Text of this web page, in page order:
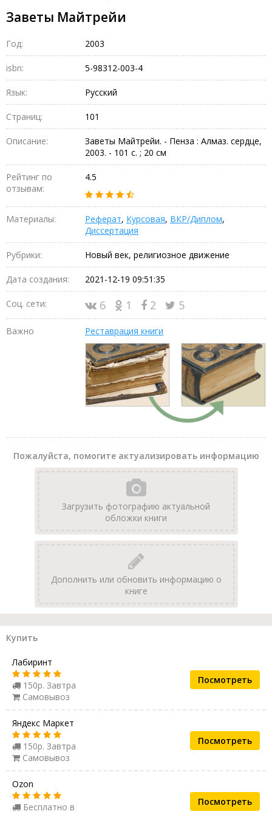
Заветы Майтрейи
Год: 2003
isbn: 5-98312-003-4
Язык: Русский
Страниц: 101
Описание:
Заветы Майтрейи. - Пенза : Алмаз. сердце,
2003. - 101 с. ; 20 см
Рейтинг по
отзывам:
4.5
Материалы: Реферат, Курсовая, ВКР/Диплом,
Диссертация
Рубрики: Новый век, религиозное движение
Дата создания: 2021-12-19 09:51:35
Соц. сети: 6 1 2 5
Важно Реставрация книги
Пожалуйста, помогите актуализировать информацию
Загрузить фотографию актуальной
обложки книги
Дополнить или обновить информацию о
книге
Купить
Лабиринт
150р. Завтра
Самовывоз
Посмотреть
Яндекс Маркет
150р. Завтра
Самовывоз
Посмотреть
Ozon
Бесплатно в
Посмотреть